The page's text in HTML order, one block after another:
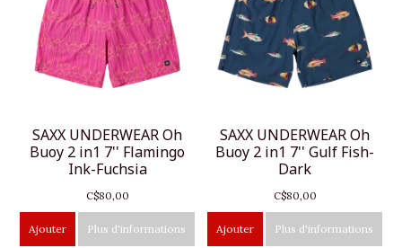
SAXX UNDERWEAR Oh
Buoy 2 in1 7'' Flamingo
Ink-Fuchsia
C$80,00
Ajouter Plus d'informations
SAXX UNDERWEAR Oh
Buoy 2 in1 7'' Gulf Fish-
Dark
C$80,00
Ajouter Plus d'informations